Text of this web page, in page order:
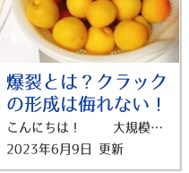
爆裂とは？クラック
の形成は侮れない！
こんにちは！ 大規模修繕工事専門店「修繕工事プランナー横浜」の梅津です。 先週末、うめ仕事をしました！ ヘタを取って梅酒作りの様子です。 飲めるのは1年後…楽しみです！ 前回は、防水工事が必要なのか？劣化のサインを お伝えしました。 その中でいくつか用語がでてきたので 数回に分けて詳しく補足をしたいと思います！ 今回は 【外壁クラックの形成から爆裂】についてです。 クラックとは、建物の外壁に生じる亀裂や割れのことを指します。 このクラックについて 下記の3つの視点からアプローチしていきますね。 ・クラックの形成から爆裂に至る過程(本記事) ・クラックと防水の関係 ・クラックの補修 爆裂(バクレツ)とちょっと物騒な単語がでてきましたね。 今回はこの爆裂についてです。 爆裂は、建物の防水工事にも関わってくる現象なのでこれを機に詳しくなっていきましょう～！ クラックの形成から爆裂に至る過程 1.クラックの形成 外壁クラックの爆裂は、まず最初にクラックの形成から始まります。 原因の例として、建物の老朽化、地震、地盤の沈下、建物の拡張や収縮、または誤った建築材料や施工などが原因となります。 2.クラックの初期段階 クラックが形成された後、初期段階では通常は小さな亀裂として現れます。 この段階では、クラックの長さや幅は限定的であり、外壁の表面にのみ存在する場合があります。 3.クラックの拡大 時間の経過とともに、クラックは拡大する傾向があります。 これは、外部要因（気候変動や自然災害）や内部要因（建物の収縮や振動）によって引き起こされる可能性があります。 クラックが拡大すると、長さや幅が増加し、深さが進行して内部の壁材に達することもあります。 4.クラックの分岐 クラックが拡大すると、一つのクラックが複数の分岐クラックに分かれることがあります。 分岐したクラックは、建物の外壁上に複雑なパターンを形成することがあります。 5.クラックの深化 クラックが深化すると、建物の内部の壁材にまで到達することがあります。 これは、クラックの拡大と共に起こる場合や、初期段階でクラックが内部に伸びる場合があります。 クラックが内部の壁材に到達すると、建物の構造に影響を与える可能性があります。 6.クラックの拡散 クラックが深化し、内部の壁材に到達すると、 クラックはさらに拡散する可能性があります。 拡散には、周囲の壁材への影響や他のクラックの形成が含まれる場合があります。 これにより、爆裂に至るまでのクラックのネットワークが形成されることがあります。 7.クラックの爆裂 最終的に、クラックの爆裂が起こる可能性があります。 これは、クラックが建物の構造的な強度を超えるまで拡大し、壁材や接合部が完全に分離する状態を指します。 クラックの爆裂は、建物の安全性に重大な懸念を引き起こし、修復や補強が必要となります。 以上が一般的な、外壁クラックの爆裂の過程の概要です。 小さいひび割れと思いきや、建物の構造にも関わってくることがわかりますね。 建物の安全性や耐久性を確保するためには、 専門家による定期的な点検や、適切な補修を検討すると良いでしょう。 次回はクラックと防水の関係について お伝え出来たらなと思います！ 横浜市で大規模修繕・防水工事の事でお悩みなら 「修繕プランナー横浜」までご相談下さい。 ▼お問い合わせはこちら！ 分かりやすく、相談しやすい！ 横浜市内に大規模修繕が気軽に相談できるショールームOPEN中！ ▼来店予約はこちら！
2023年6月9日 更新